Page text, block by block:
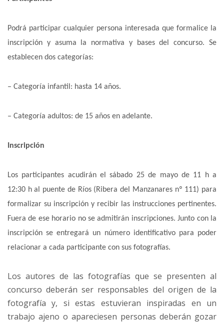
Podrá participar cualquier persona interesada que formalice la
inscripción y asuma la normativa y bases del concurso. Se
establecen dos categorías:
– Categoría infantil: hasta 14 años.
– Categoría adultos: de 15 años en adelante.
Inscripción
Los participantes acudirán el sábado 25 de mayo de 11 h a
12:30 h a l puente de Ríos (Ribera del Manzanares nº 111) para
formalizar su inscripción y recibir las instrucciones pertinentes.
Fuera de ese horario no se admitirán inscripciones. Junto con la
inscripción se entregará un número identificativo para poder
relacionar a cada participante con sus fotografías.
Los autores de las fotografías que se presenten al
concurso deberán ser responsables del origen de la
fotografía y, si estas estuvieran inspiradas en un
trabajo ajeno o apareciesen personas deberán gozar